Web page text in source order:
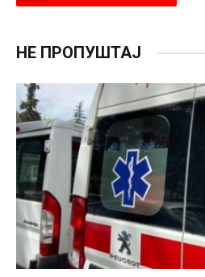
НЕ ПРОПУШТАЈ